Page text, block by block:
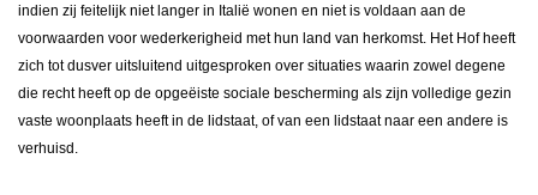
indien zij feitelijk niet langer in Italië wonen en niet is voldaan aan de
voorwaarden voor wederkerigheid met hun land van herkomst. Het Hof heeft
zich tot dusver uitsluitend uitgesproken over situaties waarin zowel degene
die recht heeft op de opgeëiste sociale bescherming als zijn volledige gezin
vaste woonplaats heeft in de lidstaat, of van een lidstaat naar een andere is
verhuisd.